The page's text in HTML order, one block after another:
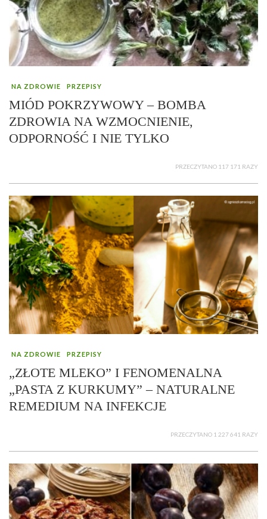
NA ZDROWIE PRZEPISY
MIÓD POKRZYWOWY – BOMBA
ZDROWIA NA WZMOCNIENIE,
ODPORNOŚĆ I NIE TYLKO
PRZECZYTANO 117 171 RAZY
NA ZDROWIE PRZEPISY
„ZŁOTE MLEKO” I FENOMENALNA
„PASTA Z KURKUMY” – NATURALNE
REMEDIUM NA INFEKCJE
PRZECZYTANO 1 227 641 RAZY